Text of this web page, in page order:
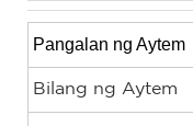
Pangalan ng Aytem
Bilang ng Aytem